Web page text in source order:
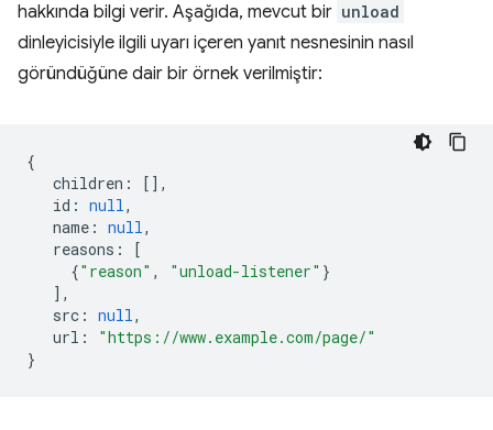
hakkında bilgi verir. Aşağıda, mevcut bir unload
dinleyicisiyle ilgili uyarı içeren yanıt nesnesinin nasıl
göründüğüne dair bir örnek verilmiştir:
{
children :
[],
id : null,
name : null,
reasons :
[
{"reason" , "unload-listener" }
],
src : null,
url :
"https://www.example.com/page/"
}